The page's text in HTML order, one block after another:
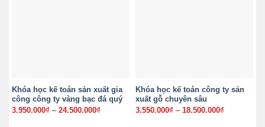
Khóa học kế toán sản xuất gia
công công ty vàng bạc đá quý
3.950.000₫ – 24.500.000₫
Khóa học kế toán công ty sản
xuất gỗ chuyên sâu
3.550.000₫ – 18.500.000₫